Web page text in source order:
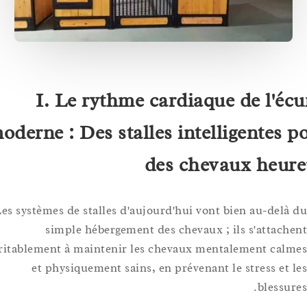
I. Le rythme cardiaque de
moderne : Des stalles
des chevaux
Les systèmes de stalles d'aujourd'hui vont bien au-
simple hébergement des chevaux ; ils
véritablement à maintenir les chevaux mentalement
et physiquement sains, en prévenant le stress